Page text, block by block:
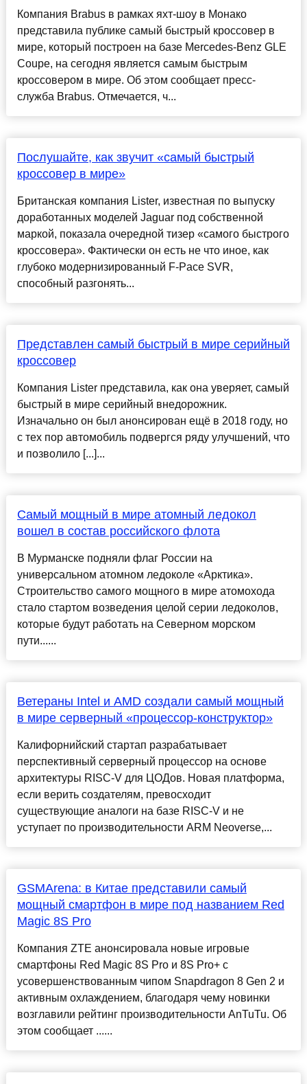
Компания Brabus в рамках яхт-шоу в Монако
представила публике самый быстрый кроссовер в
мире, который построен на базе Mercedes-Benz GLE
Coupe, на сегодня является самым быстрым
кроссовером в мире. Об этом сообщает пресс-
служба Brabus. Отмечается, ч...
Послушайте, как звучит «самый быстрый
кроссовер в мире»
Британская компания Lister, известная по выпуску
доработанных моделей Jaguar под собственной
маркой, показала очередной тизер «самого быстрого
кроссовера». Фактически он есть не что иное, как
глубоко модернизированный F-Pace SVR,
способный разгонять...
Представлен самый быстрый в мире серийный
кроссовер
Компания Lister представила, как она уверяет, самый
быстрый в мире серийный внедорожник.
Изначально он был анонсирован ещё в 2018 году, но
с тех пор автомобиль подвергся ряду улучшений, что
и позволило [...]...
Самый мощный в мире атомный ледокол
вошел в состав российского флота
В Мурманске подняли флаг России на
универсальном атомном ледоколе «Арктика».
Строительство самого мощного в мире атомохода
стало стартом возведения целой серии ледоколов,
которые будут работать на Северном морском
пути......
Ветераны Intel и AMD создали самый мощный
в мире серверный «процессор-конструктор»
Калифорнийский стартап разрабатывает
перспективный серверный процессор на основе
архитектуры RISC-V для ЦОДов. Новая платформа,
если верить создателям, превосходит
существующие аналоги на базе RISC-V и не
уступает по производительности ARM Neoverse,...
GSMArena: в Китае представили самый
мощный смартфон в мире под названием Red
Magic 8S Pro
Компания ZTE анонсировала новые игровые
смартфоны Red Magic 8S Pro и 8S Pro+ с
усовершенствованным чипом Snapdragon 8 Gen 2 и
активным охлаждением, благодаря чему новинки
возглавили рейтинг производительности AnTuTu. Об
этом сообщает ......